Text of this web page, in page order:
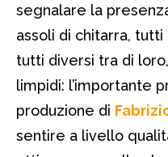
segnalare la
assoli di chitarra,
tutti diversi tra di
limpidi: l’importante
produzione di
sentire a livello